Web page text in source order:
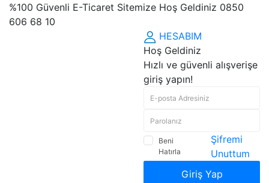
%100 Güvenli E-Ticaret Sitemize Hoş Geldiniz 0850
606 68 10
HESABIM
Hoş Geldiniz
Hızlı ve güvenli alışverişe
giriş yapın!
Beni
Hatırla
Şifremi
Unuttum
Giriş Yap